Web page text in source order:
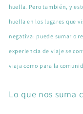
huella. Pero también, y
huella en los lugares que
negativa: puede sumar o
experiencia de viaje se
viaja como para la
Lo que nos suma